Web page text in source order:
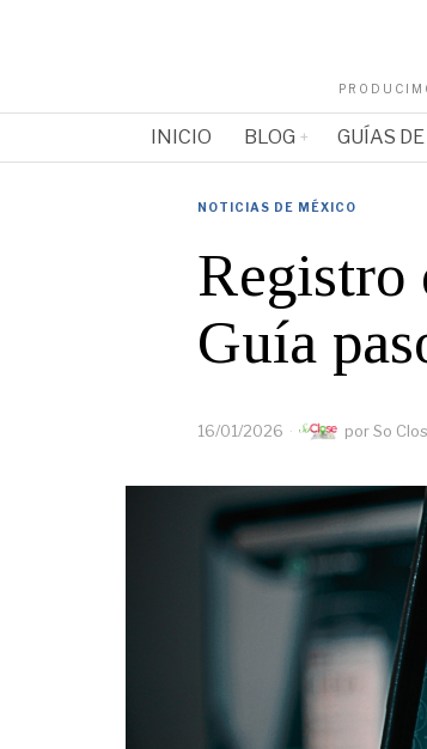
INICIO BLOG GUÍAS
NOTICIAS DE MÉXICO
Registro
Guía
16/01/2026 porSo